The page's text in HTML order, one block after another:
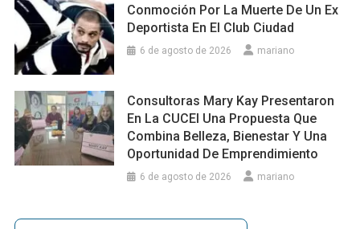
Conmoción Por La Muerte De Un Ex
Deportista En El Club Ciudad
6 de agosto de 2026 mariano
Consultoras Mary Kay Presentaron
En La CUCEI Una Propuesta Que
Combina Belleza, Bienestar Y Una
Oportunidad De Emprendimiento
6 de agosto de 2026 mariano